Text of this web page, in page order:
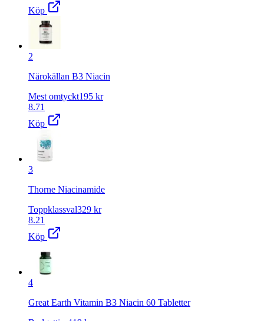
Köp
2
Närokällan B3 Niacin
Mest omtyckt195 kr
8.71
Köp
3
Thorne Niacinamide
Toppklassval329 kr
8.21
Köp
4
Great Earth Vitamin B3 Niacin 60 Tabletter